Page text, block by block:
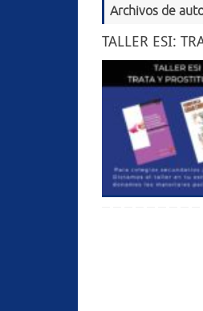
Archivos de
TALLER ESI: